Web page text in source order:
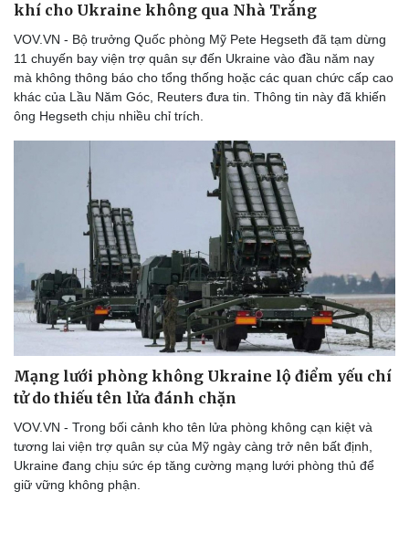
khí cho Ukraine không qua Nhà Trắng
VOV.VN - Bộ trưởng Quốc phòng Mỹ Pete Hegseth đã tạm dừng
11 chuyến bay viện trợ quân sự đến Ukraine vào đầu năm nay
mà không thông báo cho tổng thống hoặc các quan chức cấp cao
khác của Lầu Năm Góc, Reuters đưa tin. Thông tin này đã khiến
ông Hegseth chịu nhiều chỉ trích.
Mạng lưới phòng không Ukraine lộ điểm yếu chí
tử do thiếu tên lửa đánh chặn
VOV.VN - Trong bối cảnh kho tên lửa phòng không cạn kiệt và
tương lai viện trợ quân sự của Mỹ ngày càng trở nên bất định,
Ukraine đang chịu sức ép tăng cường mạng lưới phòng thủ để
giữ vững không phận.